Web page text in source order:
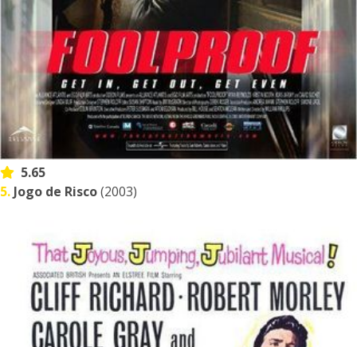
5.65
5. Jogo de Risco(2003)